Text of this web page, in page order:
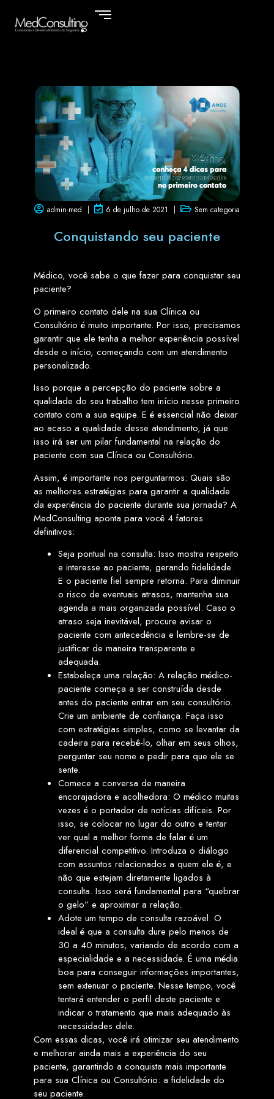
admin-med 6 de julho de 2021 Sem categoria
Conquistando seu paciente
Médico, você sabe o que fazer para conquistar seu
paciente?
O primeiro contato dele na sua Clínica ou
Consultório é muito importante. Por isso, precisamos
garantir que ele tenha a melhor experiência possível
desde o início, começando com um atendimento
personalizado.
Isso porque a percepção do paciente sobre a
qualidade do seu trabalho tem início nesse primeiro
contato com a sua equipe. E é essencial não deixar
ao acaso a qualidade desse atendimento, já que
isso irá ser um pilar fundamental na relação do
paciente com sua Clínica ou Consultório.
Assim, é importante nos perguntarmos: Quais são
as melhores estratégias para garantir a qualidade
da experiência do paciente durante sua jornada? A
MedConsulting aponta para você 4 fatores
definitivos:
Seja pontual na consulta: Isso mostra respeito
e interesse ao paciente, gerando fidelidade.
E o paciente fiel sempre retorna. Para diminuir
o risco de eventuais atrasos, mantenha sua
agenda a mais organizada possível. Caso o
atraso seja inevitável, procure avisar o
paciente com antecedência e lembre-se de
justificar de maneira transparente e
adequada.
Estabeleça uma relação: A relação médico-
paciente começa a ser construída desde
antes do paciente entrar em seu consultório.
Crie um ambiente de confiança. Faça isso
com estratégias simples, como se levantar da
cadeira para recebê-lo, olhar em seus olhos,
perguntar seu nome e pedir para que ele se
sente.
Comece a conversa de maneira
encorajadora e acolhedora: O médico muitas
vezes é o portador de notícias difíceis. Por
isso, se colocar no lugar do outro e tentar
ver qual a melhor forma de falar é um
diferencial competitivo. Introduza o diálogo
com assuntos relacionados a quem ele é, e
não que estejam diretamente ligados à
consulta. Isso será fundamental para “quebrar
o gelo” e aproximar a relação.
Adote um tempo de consulta razoável: O
ideal é que a consulta dure pelo menos de
30 a 40 minutos, variando de acordo com a
especialidade e a necessidade. É uma média
boa para conseguir informações importantes,
sem extenuar o paciente. Nesse tempo, você
tentará entender o perfil deste paciente e
indicar o tratamento que mais adequado às
necessidades dele.
Com essas dicas, você irá otimizar seu atendimento
e melhorar ainda mais a experiência do seu
paciente, garantindo a conquista mais importante
para sua Clínica ou Consultório: a fidelidade do
seu paciente.